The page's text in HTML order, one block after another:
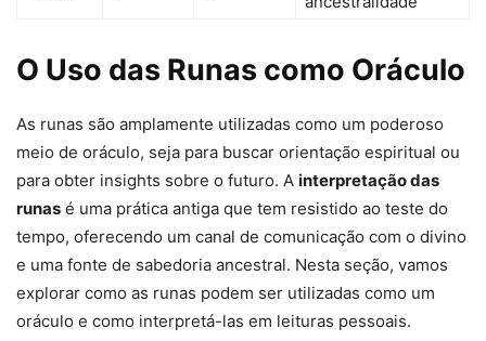
O Uso das Runas como Oráculo
As runas são amplamente utilizadas como um poderoso
meio de oráculo, seja para buscar orientação espiritual ou
para obter insights sobre o futuro. A interpretação das
runas é uma prática antiga que tem resistido ao teste do
tempo, oferecendo um canal de comunicação com o divino
e uma fonte de sabedoria ancestral. Nesta seção, vamos
explorar como as runas podem ser utilizadas como um
oráculo e como interpretá-las em leituras pessoais.